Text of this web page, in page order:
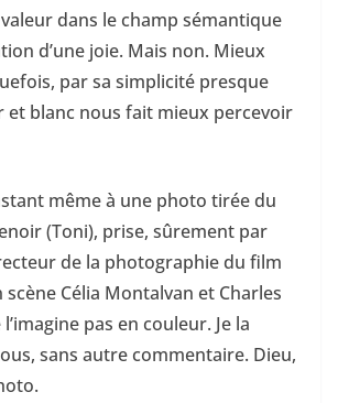
dans le champ sémantique
d’une joie. Mais non. Mieux
par sa simplicité presque
et blanc nous fait mieux percevoir
même à une photo tirée du
(Toni), prise, sûrement par
de la photographie du film
scène Célia Montalvan et Charles
pas en couleur. Je la
sans autre commentaire. Dieu,